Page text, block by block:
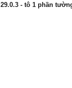
29.0.3 - tô 1 phần